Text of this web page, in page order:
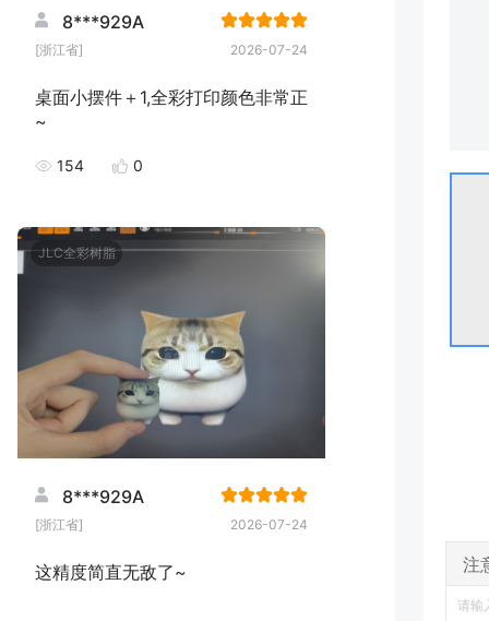
8***929A
[浙江省] 2026-07-24
桌面小摆件＋1,全彩打印颜色非常正
~
154 0
JLC全彩树脂
8***929A
[浙江省] 2026-07-24
这精度简直无敌了~ 注